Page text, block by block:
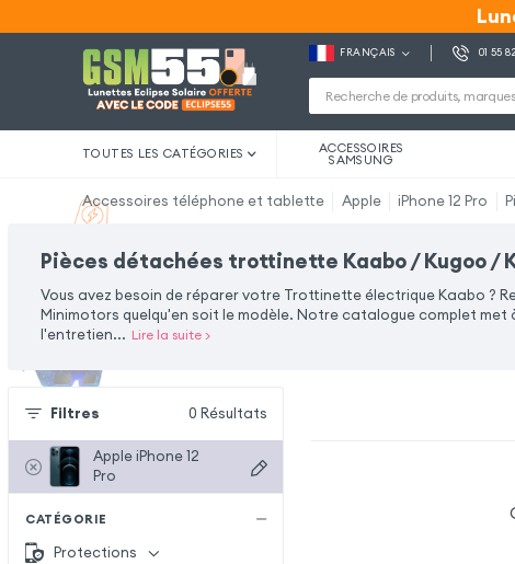
FRANÇAIS 01 55
TOUTES LES CATÉGORIES ACCESSOIRES
SAMSUNG
Accessoires téléphone et tablette Apple iPhone 12 Pro
Pièces détachées trottinette Kaabo / Kugoo /
Vous avez besoin de réparer votre Trottinette électrique Kaabo ?
Minimotors quelqu'en soit le modèle. Notre catalogue complet
l'entretien... Lire la suite>
Filtres 0 Résultats
Apple iPhone 12
Pro
CATÉGORIE
Protections